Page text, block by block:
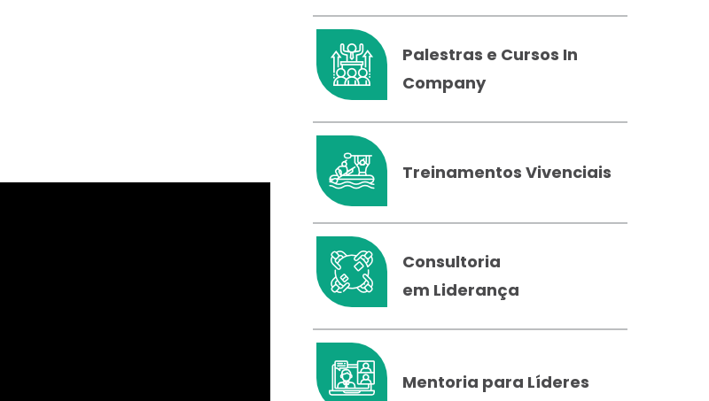
Palestras e Cursos In
Company
Treinamentos Vivenciais
Consultoria
em Liderança
Mentoria para Líderes